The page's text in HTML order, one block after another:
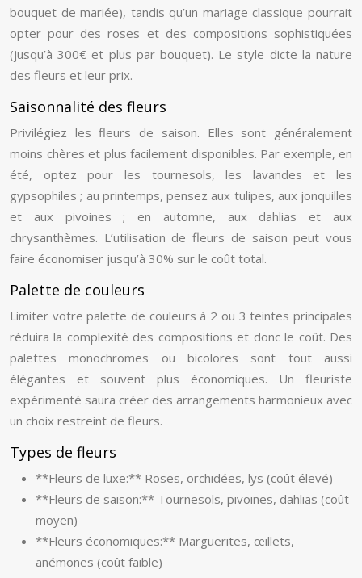
bouquet de mariée), tandis qu’un mariage classique pourrait
opter pour des roses et des compositions sophistiquées
(jusqu’à 300€ et plus par bouquet). Le style dicte la nature
des fleurs et leur prix.
Saisonnalité des fleurs
Privilégiez les fleurs de saison. Elles sont généralement
moins chères et plus facilement disponibles. Par exemple, en
été, optez pour les tournesols, les lavandes et les
gypsophiles ; au printemps, pensez aux tulipes, aux jonquilles
et aux pivoines ; en automne, aux dahlias et aux
chrysanthèmes. L’utilisation de fleurs de saison peut vous
faire économiser jusqu’à 30% sur le coût total.
Palette de couleurs
Limiter votre palette de couleurs à 2 ou 3 teintes principales
réduira la complexité des compositions et donc le coût. Des
palettes monochromes ou bicolores sont tout aussi
élégantes et souvent plus économiques. Un fleuriste
expérimenté saura créer des arrangements harmonieux avec
un choix restreint de fleurs.
Types de fleurs
**Fleurs de luxe:** Roses, orchidées, lys (coût élevé)
**Fleurs de saison:** Tournesols, pivoines, dahlias (coût
moyen)
**Fleurs économiques:** Marguerites, œillets,
anémones (coût faible)